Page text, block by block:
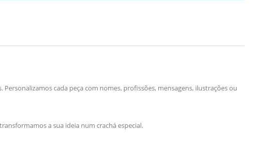
cada peça com nomes, profissões, mensagens, ilustrações ou
a sua ideia num crachá especial.